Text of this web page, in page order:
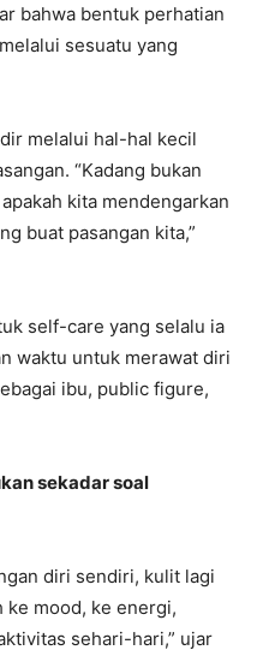
bahwa bentuk perhatian
sesuatu yang
melalui hal-hal kecil
“Kadang bukan
kita mendengarkan
buat pasangan kita,”
self-care yang selalu ia
waktu untuk merawat diri
ibu, public figure,
sekadar soal
diri sendiri, kulit lagi
ke mood, ke energi,
sehari-hari,” ujar